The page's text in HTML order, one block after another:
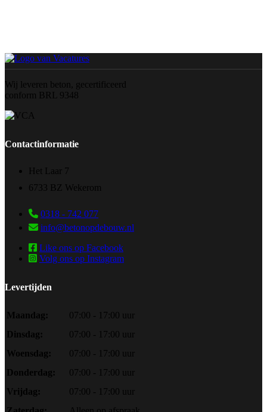
Wij leveren beton, gecertificeerd
conform BRL 9348
Contactinformatie
Het Laar 7
6733 BZ Wekerom
0318 - 742 077
info@betonopdebouw.nl
Like ons op Facebook
Volg ons op Instagram
Levertijden
Maandag:
07:00 - 17:00 uur
Dinsdag:
07:00 - 17:00 uur
Woensdag:
07:00 - 17:00 uur
Donderdag:
07:00 - 17:00 uur
Vrijdag:
07:00 - 17:00 uur